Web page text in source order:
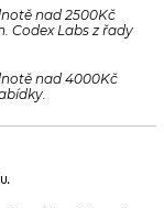
nad 2500Kč
Codex Labs z řady
nad 4000Kč